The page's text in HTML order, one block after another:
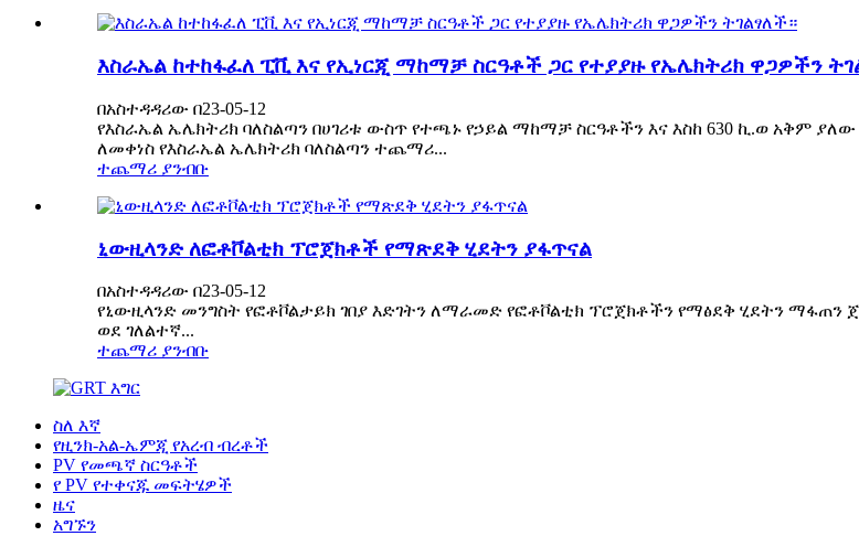
እስራኤል ከተከፋፈለ ፒቪ እና የኢነርጂ ማከማቻ ስርዓቶች ጋር የተያያዙ የኤሌክትሪክ ዋጋዎችን
በአስተዳዳሪው በ23-05-12
የእስራኤል ኤሌክትሪክ ባለስልጣን በሀገሪቱ ውስጥ የተጫኑ የኃይል ማከማቻ ስርዓቶችን እና እስከ 630 ኪ.ወ አቅም
ለመቀነስ የእስራኤል ኤሌክትሪክ ባለስልጣን ተጨማሪ...
ተጨማሪ ያንብቡ
ኒውዚላንድ ለፎቶቮልቲክ ፕሮጀክቶች የማጽደቅ ሂደትን ያፋጥናል
በአስተዳዳሪው በ23-05-12
የኒውዚላንድ መንግስት የፎቶቮልታይክ ገበያ እድገትን ለማራመድ የፎቶቮልቲክ ፕሮጀክቶችን የማፅደቅ ሂደትን
ወደ ገለልተኛ...
ተጨማሪ ያንብቡ
ስለ እኛ
የዚንክ-አል-ኤምጂ የአረብ ብረቶች
PV የመጫኛ ስርዓቶች
የ PV የተቀናጁ መፍትሄዎች
ዜና
አግኙን